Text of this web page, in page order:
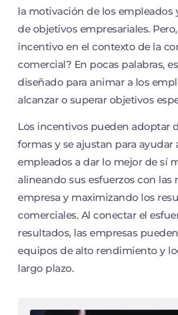
la motivación de los empleados
de objetivos empresariales.
incentivo en el contexto de la
comercial? En pocas palabras,
diseñado para animar a los
alcanzar o superar objetivos
Los incentivos pueden adoptar
formas y se ajustan para ayudar
empleados a dar lo mejor de sí
alineando sus esfuerzos con las
empresa y maximizando los
comerciales. Al conectar el
resultados, las empresas
equipos de alto rendimiento y
largo plazo.